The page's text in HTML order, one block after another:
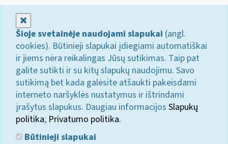
Šioje svetainėje naudojami slapukai (angl.
cookies). Būtinieji slapukai įdiegiami automatiškai
ir jiems nėra reikalingas Jūsų sutikimas. Taip pat
galite sutikti ir su kitų slapukų naudojimu. Savo
sutikimą bet kada galėsite atšaukti pakeisdami
interneto naršyklės nustatymus ir ištrindami
įrašytus slapukus. Daugiau informacijos Slapukų
politika; Privatumo politika.
Būtinieji slapukai